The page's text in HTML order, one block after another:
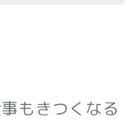
もきつくなる